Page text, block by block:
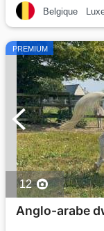
Belgique
PREMIUM
12
Anglo-arabe